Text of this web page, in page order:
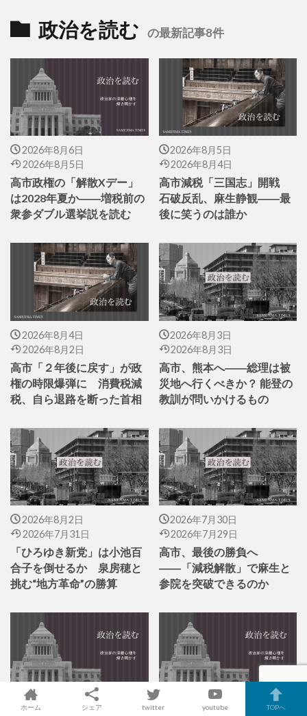
政治を読む の最新記事8件
2026年8月6日
2026年8月5日
高市政権の「解散Xデー」
は2028年夏か――増税前の
衆参ダブル選挙説を読む
2026年8月5日
2026年8月4日
高市減税「三国志」開戦
石破反乱、麻生静観――最
後に笑うのは誰か
2026年8月4日
2026年8月2日
高市「２年後に戻す」が政
権の時限爆弾に 消費税減
税、自ら退路を断った首相
2026年8月3日
2026年8月3日
高市、熊本へ――総理は被
災地へ行くべきか？ 能登の
教訓が問いかけるもの
2026年8月2日
2026年7月31日
「ひろゆき新党」は小池百
合子を倒せるか 泉房穂と
挑む“地方革命”の勝算
2026年7月30日
2026年7月29日
高市、最後の勝負へ
――「減税解散」で麻生と
参院を突破できるのか
2026年7月29日
2026年7月28日
ホーム シェア twitter youtube TOPへ